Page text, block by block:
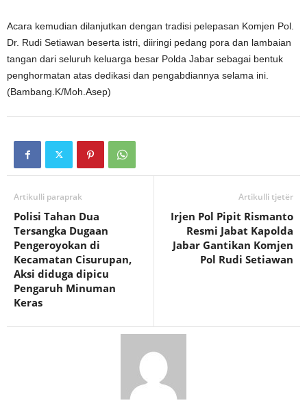
​Acara kemudian dilanjutkan dengan tradisi pelepasan Komjen Pol.
Dr. Rudi Setiawan beserta istri, diiringi pedang pora dan lambaian
tangan dari seluruh keluarga besar Polda Jabar sebagai bentuk
penghormatan atas dedikasi dan pengabdiannya selama ini.
(Bambang.K/Moh.Asep)
Artikulli paraprak
Polisi Tahan Dua
Tersangka Dugaan
Pengeroyokan di
Kecamatan Cisurupan,
Aksi diduga dipicu
Pengaruh Minuman
Keras
Artikulli tjetër
Irjen Pol Pipit Rismanto
Resmi Jabat Kapolda
Jabar Gantikan Komjen
Pol Rudi Setiawan